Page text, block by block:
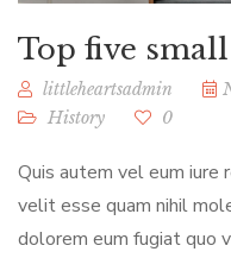
Top five
littleheartsadmin
History
0
Quis autem vel eum iure
velit esse quam nihil
dolorem eum fugiat quo